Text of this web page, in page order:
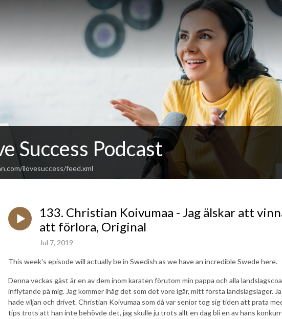
Success Podcast
ilovesuccess/feed.xml
133. Christian Koivumaa - Jag älskar att
att förlora, Original
Jul 7, 2019
This week's episode will actually be in Swedish as we have an incredible Swede here.
Denna veckas gäst är en av dem inom karaten förutom min pappa och alla
inflytande på mig. Jag kommer ihåg det som det vore igår, mitt första landslagsläger.
hade viljan och drivet. Christian Koivumaa som då var senior tog sig tiden att prata
tips trots att han inte behövde det, jag skulle ju trots allt en dag bli en av hans